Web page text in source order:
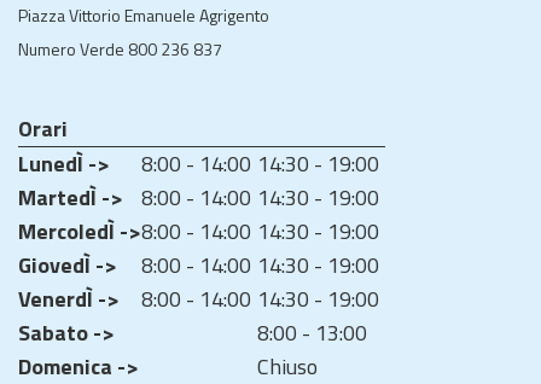
Piazza Vittorio Emanuele Agrigento
Numero Verde 800 236 837
Orari
LunedÌ ->
8:00 - 14:00 14:30 - 19:00
MartedÌ -> 8:00 - 14:00 14:30 - 19:00
MercoledÌ ->8:00 - 14:00 14:30 - 19:00
GiovedÌ ->
8:00 - 14:00 14:30 - 19:00
VenerdÌ ->
8:00 - 14:00 14:30 - 19:00
Sabato ->
8:00 - 13:00
Domenica ->
Chiuso